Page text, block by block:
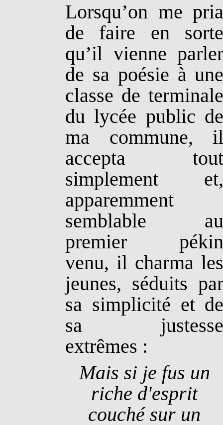
Lorsqu’on me
de faire en
qu’il vienne
de sa poésie à
classe de
du lycée public
ma commune,
accepta
simplement
apparemment
semblable
premier
venu, il charma
jeunes, séduits
sa simplicité et
sa
extrêmes :
Mais si je fus un
riche d'esprit
couché sur un